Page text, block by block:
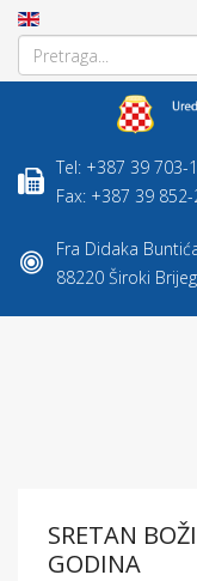
Tel: +387 39 703-
Fax: +387 39
Fra Didaka
88220 Široki Brijeg
SRETAN
GODINA